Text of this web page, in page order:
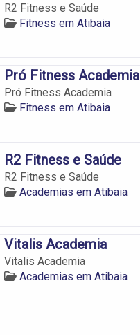
R2 Fitness e Saúde
Fitness em Atibaia
Pró Fitness Academia
Pró Fitness Academia
Fitness em Atibaia
R2 Fitness e Saúde
R2 Fitness e Saúde
Academias em Atibaia
Vitalis Academia
Vitalis Academia
Academias em Atibaia